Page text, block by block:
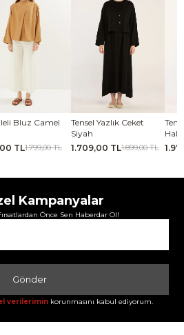
Bluz Camel
TL1.799,00 TL
Tensel Yazlık Ceket
Siyah
1.709,00 TL1.899,00 TL
Haki
Kampanyalar
Önce Sen Haberdar Ol!
Gönder
verilerimin korunmasını kabul ediyorum.